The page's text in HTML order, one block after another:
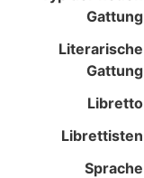
Gattung
Literarische
Gattung
Libretto
Librettisten
Sprache